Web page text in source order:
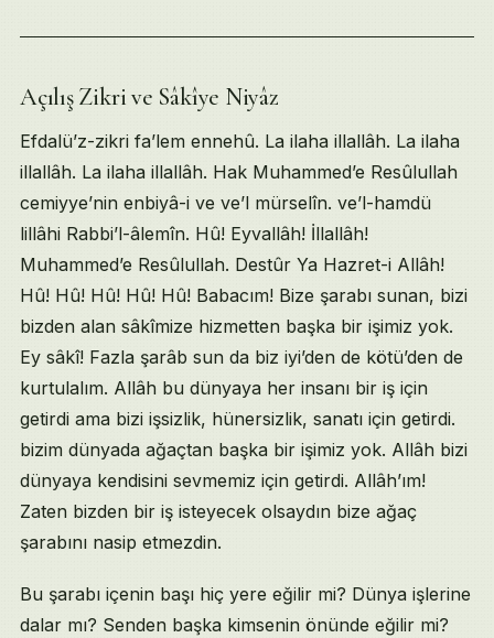
Table of Contents
Açılış Zikri ve Sâkîye Niyâz
Ayak Vurup Oynayın, Aşk Yağmuru
Tebrîzî Şems’e Mûsâ Şarâbı Niyâzı
Âb-ı Hayât, Can Kuşları ve Sevgi
Selvî Boy, Gül-Sûsen ve Ateş Savaş
Sevgilinin Göğsü, Hâl Değişimleri ve Haşr
Selvîye Secde, Göz Verme ve Cihân Yüzü
Parça Gönül, Aşkın Şuhluğu ve Dünyânın Hikmeti
Ben-Sen Birliği ve Dilbere Hitâb
Seher Vakti Sevgili: Deniz ve Damla
Sen Değil Miydin, Sen Din Niyâzları
Kapanış Gülbanki ve Silsile-i Şeref Fâtihâsı
Kaynakça ve Referanslar
Açılış Zikri ve Sâkîye Niyâz
Efdalü’z-zikri fa’lem ennehû. La ilaha illallâh. La ilaha
illallâh. La ilaha illallâh. Hak Muhammed’e Resûlullah
cemiyye’nin enbiyâ-i ve ve’l mürselîn. ve’l-hamdü
lillâhi Rabbi’l-âlemîn. Hû! Eyvallâh! İllallâh!
Muhammed’e Resûlullah. Destûr Ya Hazret-i Allâh!
Hû! Hû! Hû! Hû! Hû! Babacım! Bize şarabı sunan, bizi
bizden alan sâkîmize hizmetten başka bir işimiz yok.
Ey sâkî! Fazla şarâb sun da biz iyi’den de kötü’den de
kurtulalım. Allâh bu dünyaya her insanı bir iş için
getirdi ama bizi işsizlik, hünersizlik, sanatı için getirdi.
bizim dünyada ağaçtan başka bir işimiz yok. Allâh bizi
dünyaya kendisini sevmemiz için getirdi. Allâh’ım!
Zaten bizden bir iş isteyecek olsaydın bize ağaç
şarabını nasip etmezdin.
Bu şarabı içenin başı hiç yere eğilir mi? Dünya işlerine
dalar mı? Senden başka kimsenin önünde eğilir mi?